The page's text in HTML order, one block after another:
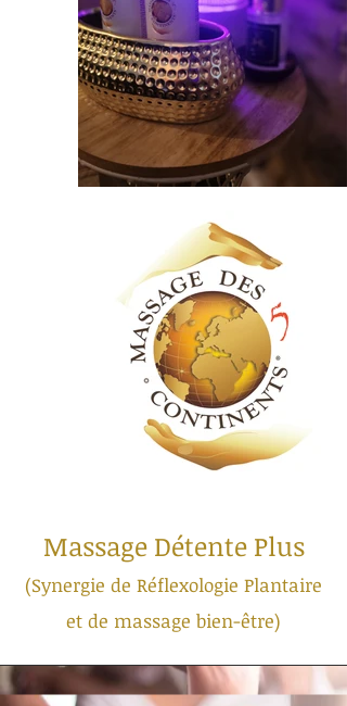
Massage Détente Plus
(Synergie de Réflexologie Plantaire
et de massage bien-être)